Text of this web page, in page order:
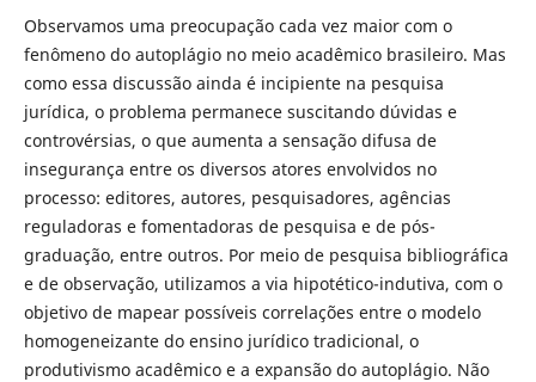
Observamos uma preocupação cada vez maior com o
fenômeno do autoplágio no meio acadêmico brasileiro. Mas
como essa discussão ainda é incipiente na pesquisa
jurídica, o problema permanece suscitando dúvidas e
controvérsias, o que aumenta a sensação difusa de
insegurança entre os diversos atores envolvidos no
processo: editores, autores, pesquisadores, agências
reguladoras e fomentadoras de pesquisa e de pós-
graduação, entre outros. Por meio de pesquisa bibliográfica
e de observação, utilizamos a via hipotético-indutiva, com o
objetivo de mapear possíveis correlações entre o modelo
homogeneizante do ensino jurídico tradicional, o
produtivismo acadêmico e a expansão do autoplágio. Não